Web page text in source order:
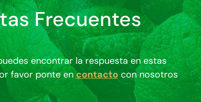
Frecuentes
encontrar la respuesta en estas
favor ponte en contacto con nosotros